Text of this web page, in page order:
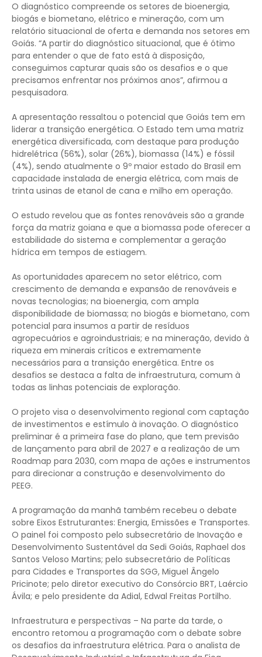
O diagnóstico compreende os setores de bioenergia,
biogás e biometano, elétrico e mineração, com um
relatório situacional de oferta e demanda nos setores em
Goiás. “A partir do diagnóstico situacional, que é ótimo
para entender o que de fato está à disposição,
conseguimos capturar quais são os desafios e o que
precisamos enfrentar nos próximos anos”, afirmou a
pesquisadora.
A apresentação ressaltou o potencial que Goiás tem em
liderar a transição energética. O Estado tem uma matriz
energética diversificada, com destaque para produção
hidrelétrica (56%), solar (26%), biomassa (14%) e fóssil
(4%), sendo atualmente o 9º maior estado do Brasil em
capacidade instalada de energia elétrica, com mais de
trinta usinas de etanol de cana e milho em operação.
O estudo revelou que as fontes renováveis são a grande
força da matriz goiana e que a biomassa pode oferecer a
estabilidade do sistema e complementar a geração
hídrica em tempos de estiagem.
As oportunidades aparecem no setor elétrico, com
crescimento de demanda e expansão de renováveis e
novas tecnologias; na bioenergia, com ampla
disponibilidade de biomassa; no biogás e biometano, com
potencial para insumos a partir de resíduos
agropecuários e agroindustriais; e na mineração, devido à
riqueza em minerais críticos e extremamente
necessários para a transição energética. Entre os
desafios se destaca a falta de infraestrutura, comum à
todas as linhas potenciais de exploração.
O projeto visa o desenvolvimento regional com captação
de investimentos e estímulo à inovação. O diagnóstico
preliminar é a primeira fase do plano, que tem previsão
de lançamento para abril de 2027 e a realização de um
Roadmap para 2030, com mapa de ações e instrumentos
para direcionar a construção e desenvolvimento do
PEEG.
A programação da manhã também recebeu o debate
sobre Eixos Estruturantes: Energia, Emissões e Transportes.
O painel foi composto pelo subsecretário de Inovação e
Desenvolvimento Sustentável da Sedi Goiás, Raphael dos
Santos Veloso Martins; pelo subsecretário de Políticas
para Cidades e Transportes da SGG, Miguel Ângelo
Pricinote; pelo diretor executivo do Consórcio BRT, Laércio
Ávila; e pelo presidente da Adial, Edwal Freitas Portilho.
Infraestrutura e perspectivas – Na parte da tarde, o
encontro retomou a programação com o debate sobre
os desafios da infraestrutura elétrica. Para o analista de